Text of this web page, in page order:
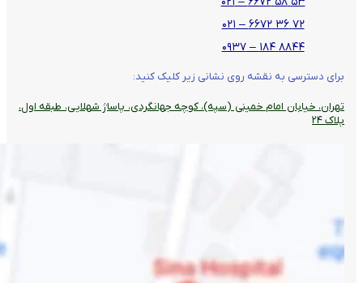
۷۲ ۳۶ ۶۶۷۲ – ۰۲۱
۸۸۴۴ ۱۸۴ – ۰۹۳۷
برای دسترسی به نقشه روی نشانی زیر کلیک کنید:
تهران، خیابان امام خمینی (سپه)، کوچه جهانگردی،‌ پاساژ شهلایی، طبقه اول،
پلاک ۲۴